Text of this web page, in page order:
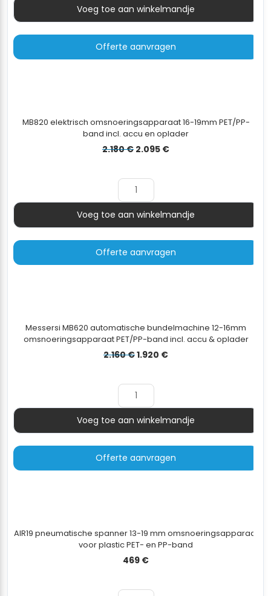
Aantal
Voeg toe aan winkelmandje
Offerte aanvragen
MB820 elektrisch omsnoeringsapparaat 16-19mm PET/PP-
band incl. accu en oplader
2.180€ Oorspronkelijke
2.180 €.
2.095 €Huidige
Aantal
Voeg toe aan winkelmandje
Offerte aanvragen
Messersi MB620 automatische bundelmachine 12-16mm
omsnoeringsapparaat PET/PP-band incl. accu & oplader
2.160€Oorspronkelijke
2.160 €.
1.920 €Huidige
Aantal
Voeg toe aan winkelmandje
Offerte aanvragen
AIR19 pneumatische spanner 13-19 mm omsnoeringsapparaat
voor plastic PET- en PP-band
469 €